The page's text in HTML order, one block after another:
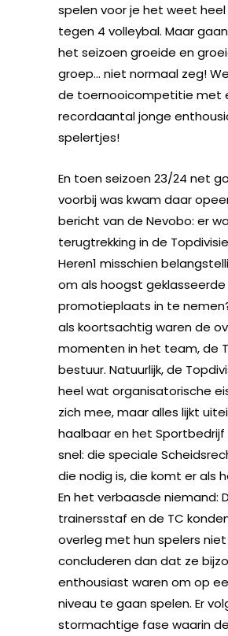
spelen voor je het weet heel
tegen 4 volleybal. Maar
het seizoen groeide en
groep… niet normaal zeg!
de toernooicompetitie met
recordaantal jonge
spelertjes!
En toen seizoen 23/24 net
voorbij was kwam daar
bericht van de Nevobo: er
terugtrekking in de
Heren1 misschien
om als hoogst
promotieplaats in te
als koortsachtig waren de
momenten in het team, de
bestuur. Natuurlijk, de
heel wat organisatorische
zich mee, maar alles lijkt
haalbaar en het
snel: die speciale
die nodig is, die komt er als
En het verbaasde niemand:
trainersstaf en de TC
overleg met hun spelers
concluderen dan dat ze
enthousiast waren om op
niveau te gaan spelen. Er
stormachtige fase waarin